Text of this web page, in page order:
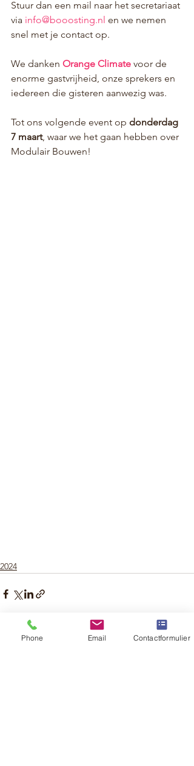
Stuur dan een mail naar het secretariaat
via info@booosting.nl en we nemen
snel met je contact op.
We danken Orange Climate voor de
enorme gastvrijheid, onze sprekers en
iedereen die gisteren aanwezig was.
Tot ons volgende event op donderdag
7 maart, waar we het gaan hebben over
Modulair Bouwen!
2024
Phone Email Contactformulier